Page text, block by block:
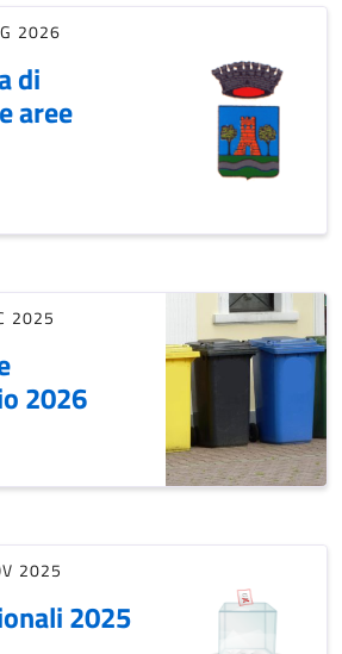
2026
di
aree
AREE CIMITERIALI }
2025
2026
2026}
2025
2025